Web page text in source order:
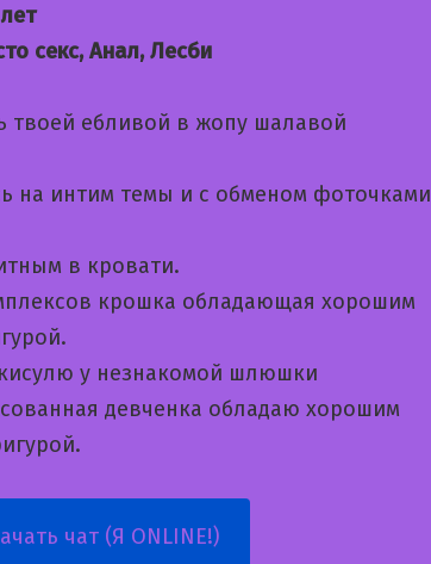
секс, Анал, Лесби
твоей ебливой в жопу шалавой
на интим темы и с обменом фоточками
в кровати.
крошка обладающая хорошим
у незнакомой шлюшки
девченка обладаю хорошим
чат (Я ONLINE!)